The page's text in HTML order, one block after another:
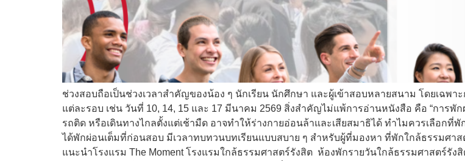
ช่วงสอบถือเป็นช่วงเวลาสำคัญของน้อง ๆ นักเรียน นักศึกษา และผู้เข้าสอบหลายสนาม โดยเฉพ
แต่ละรอบ เช่น วันที่ 10, 14, 15 และ 17 มีนาคม 2569 สิ่งสำคัญไม่แพ้การอ่านหนังสือ คือ “การพัก
รถติด หรือเดินทางไกลตั้งแต่เช้ามืด อาจทำให้ร่างกายอ่อนล้าและเสียสมาธิได้ ทำไมควรเลือกที่
ได้พักผ่อนเต็มที่ก่อนสอบ มีเวลาทบทวนบทเรียนแบบสบาย ๆ สำหรับผู้ที่มองหา ที่พักใกล้ธรรมศ
แนะนำโรงแรม The Moment โรงแรมใกล้ธรรมศาสตร์รังสิต ห้องพักรายวันใกล้ธรรมศาสตร์รั